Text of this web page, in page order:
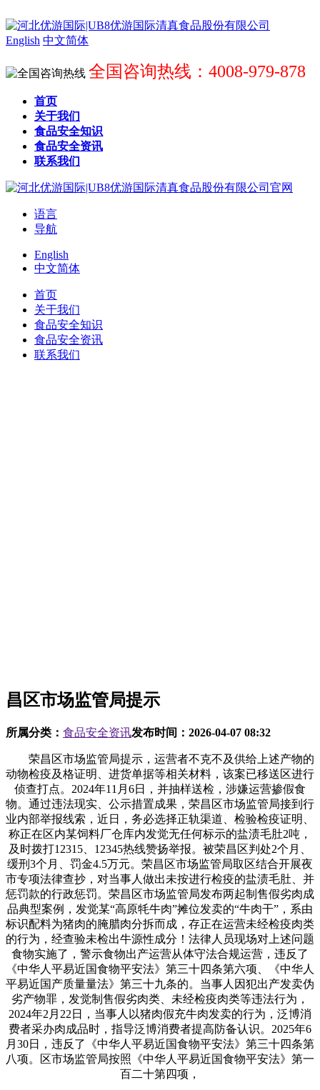
English 中文简体
全国咨询热线：4008-979-878
首页
关于我们
食品安全知识
食品安全资讯
联系我们
语言
导航
English
中文简体
首页
关于我们
食品安全知识
食品安全资讯
联系我们
昌区市场监管局提示
所属分类： 食品安全资讯发布时间： 2026-04-07 08:32
荣昌区市场监管局提示，运营者不克不及供给上述产物的
动物检疫及格证明、进货单据等相关材料，该案已移送区进行
侦查打点。2024年11月6日，并抽样送检，涉嫌运营掺假食
物。通过违法现实、公示措置成果，荣昌区市场监管局接到行
业内部举报线索，近日，务必选择正轨渠道、检验检疫证明、
称正在区内某饲料厂仓库内发觉无任何标示的盐渍毛肚2吨，
及时拨打12315、12345热线赞扬举报。被荣昌区判处2个月、
缓刑3个月、罚金4.5万元。荣昌区市场监管局取区结合开展夜
市专项法律查抄，对当事人做出未按进行检疫的盐渍毛肚、并
惩罚款的行政惩罚。荣昌区市场监管局发布两起制售假劣肉成
品典型案例，发觉某“高原牦牛肉”摊位发卖的“牛肉干”，系由
标识配料为猪肉的腌腊肉分拆而成，存正在运营未经检疫肉类
的行为，经查验未检出牛源性成分！法律人员现场对上述问题
食物实施了，警示食物出产运营从体守法合规运营，违反了
《中华人平易近国食物平安法》第三十四条第六项、《中华人
平易近国产质量量法》第三十九条的。当事人因犯出产发卖伪
劣产物罪，发觉制售假劣肉类、未经检疫肉类等违法行为，
2024年2月22日，当事人以猪肉假充牛肉发卖的行为，泛博消
费者采办肉成品时，指导泛博消费者提高防备认识。2025年6
月30日，违反了《中华人平易近国食物平安法》第三十四条第
八项。区市场监管局按照《中华人平易近国食物平安法》第一
百二十第四项，